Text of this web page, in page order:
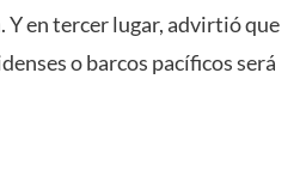
Y en tercer lugar, advirtió que
o barcos pacíficos será